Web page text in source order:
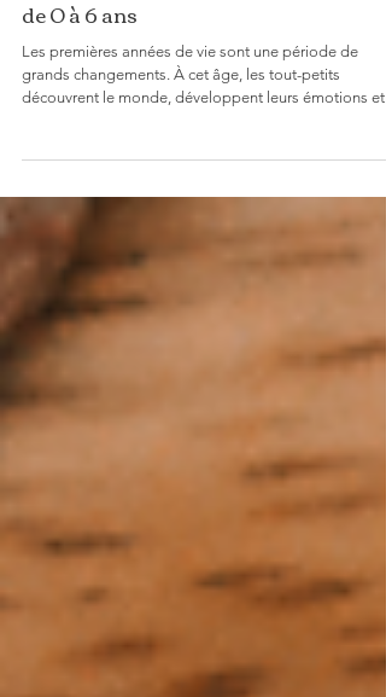
Sarah Egidio
1 juil.
2 min de lecture
Les soins énergétiques pour les
grands changements. À cet âge, les tout-petits
découvrent le monde, développent leurs émotions et
construisent progressivement leurs repères. Après
plusieurs années de pratique, j'ai choisi de faire
mon accompagnement afin de respecter au mieux
étape de leur développement. C'est pourquoi les
destinés aux enfants de la naissance à 6 ans sont
réalisés exclusivement à distance. Pourquoi un soin à
distance ? Les